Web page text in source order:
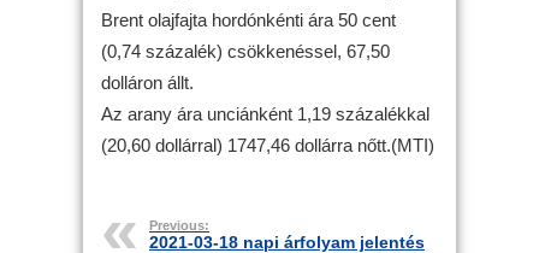
Brent olajfajta hordónkénti ára 50 cent
(0,74 százalék) csökkenéssel, 67,50
dolláron állt.
Az arany ára unciánként 1,19 százalékkal
(20,60 dollárral) 1747,46 dollárra nőtt.(MTI)
Previous:
2021-03-18 napi árfolyam jelentés